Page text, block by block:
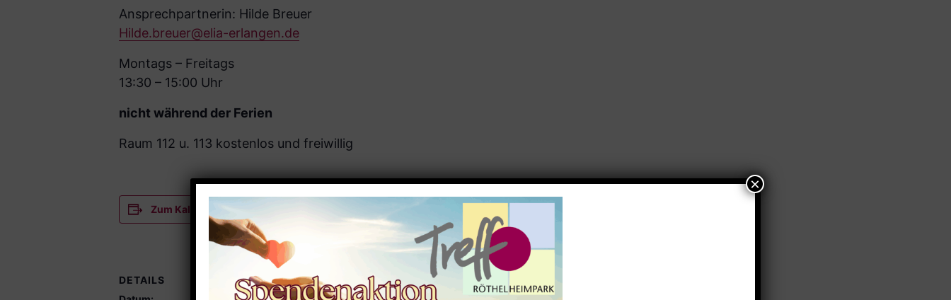
Ansprechpartnerin: Hilde Breuer
Hilde.breuer@elia-erlangen.de
Montags – Freitags
13:30 – 15:00 Uhr
nicht während der Ferien
Raum 112 u. 113 kostenlos und freiwillig
Zum Kalender hinzufügen
DETAILS